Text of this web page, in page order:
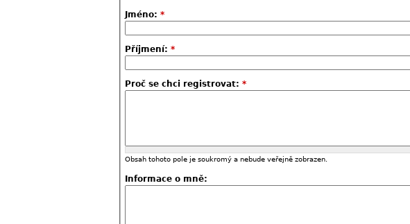
Jméno: *
Příjmení: *
Proč se chci registrovat: *
Obsah tohoto pole je soukromý a nebude veřejně zobrazen.
Informace o mně: